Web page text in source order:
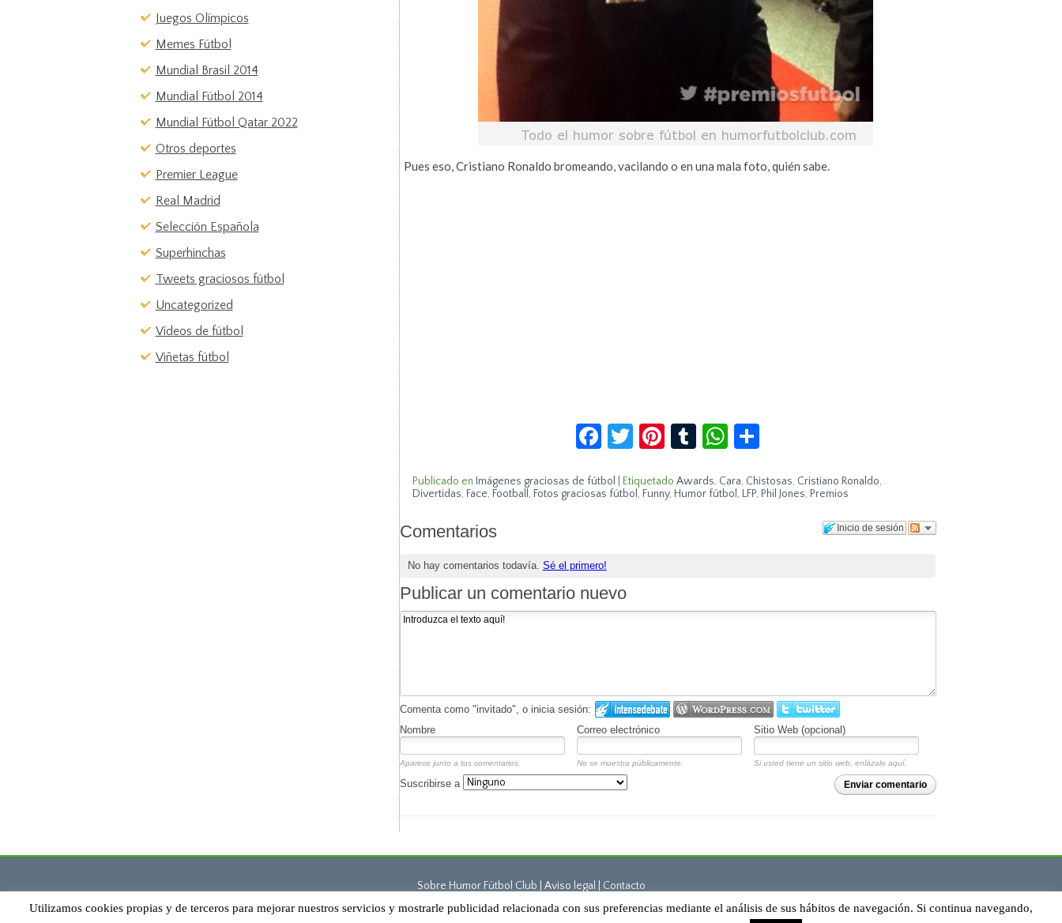
Juegos Olímpicos
Memes Fútbol
Mundial Brasil 2014
Mundial Fútbol 2014
Mundial Fútbol Qatar 2022
Otros deportes
Premier League
Real Madrid
Selección Española
Superhinchas
Tweets graciosos fútbol
Uncategorized
Vídeos de fútbol
Viñetas fútbol
Pues eso, Cristiano Ronaldo bromeando, vacilando o en una mala foto, quién sabe.
Facebook
Twitter
Pinterest
TumblrWhatsApp
Publicado en Imágenes graciosas de fútbol Etiquetado Awards, Cara, Chistosas, Cristiano Ronaldo,
Divertidas, Face, Football , Fotos graciosas fútbol , Funny, Humor fútbol , LFP, Phil Jones, Premios
Inicio de sesión
Comentarios
No hay comentarios todavía. Sé el primero!
Publicar un comentario nuevo
Comenta como "invitado", o inicia sesión:
Nombre
Correo electrónico Sitio Web (opcional)
Aparece junto a tus comentarios. No se muestra públicamente. Si usted tiene un sitio web, enlázalo aquí.
Enviar comentario
Suscribirse a
Sobre Humor Fútbol Club | Aviso legal | Contacto
Utilizamos cookies propias y de terceros para mejorar nuestros servicios y mostrarle publicidad relacionada con sus preferencias mediante el análisis de sus hábitos de navegación. Si continua navegando,